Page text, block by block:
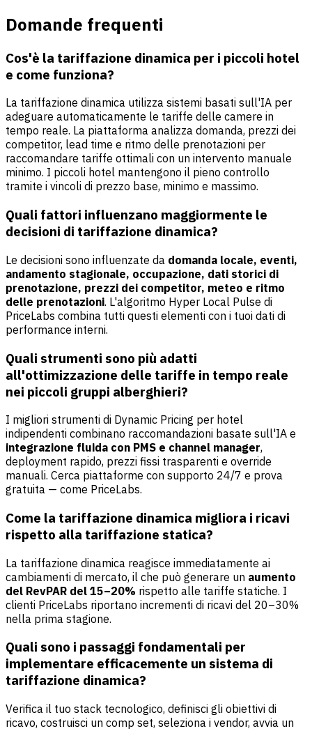
Domande frequenti
Cos'è la tariffazione dinamica per i piccoli hotel
e come funziona?
La tariffazione dinamica utilizza sistemi basati sull'IA per
adeguare automaticamente le tariffe delle camere in
tempo reale. La piattaforma analizza domanda, prezzi dei
competitor, lead time e ritmo delle prenotazioni per
raccomandare tariffe ottimali con un intervento manuale
minimo. I piccoli hotel mantengono il pieno controllo
tramite i vincoli di prezzo base, minimo e massimo.
Quali fattori influenzano maggiormente le
decisioni di tariffazione dinamica?
Le decisioni sono influenzate da domanda locale, eventi,
andamento stagionale, occupazione, dati storici di
prenotazione, prezzi dei competitor, meteo e ritmo
delle prenotazioni. L'algoritmo Hyper Local Pulse di
PriceLabs combina tutti questi elementi con i tuoi dati di
performance interni.
Quali strumenti sono più adatti
all'ottimizzazione delle tariffe in tempo reale
nei piccoli gruppi alberghieri?
I migliori strumenti di Dynamic Pricing per hotel
indipendenti combinano raccomandazioni basate sull'IA e
integrazione fluida con PMS e channel manager,
deployment rapido, prezzi fissi trasparenti e override
manuali. Cerca piattaforme con supporto 24/7 e prova
gratuita — come PriceLabs.
Come la tariffazione dinamica migliora i ricavi
rispetto alla tariffazione statica?
La tariffazione dinamica reagisce immediatamente ai
cambiamenti di mercato, il che può generare un aumento
del RevPAR del 15–20% rispetto alle tariffe statiche. I
clienti PriceLabs riportano incrementi di ricavi del 20–30%
nella prima stagione.
Quali sono i passaggi fondamentali per
implementare efficacemente un sistema di
tariffazione dinamica?
Verifica il tuo stack tecnologico, definisci gli obiettivi di
ricavo, costruisci un comp set, seleziona i vendor, avvia un